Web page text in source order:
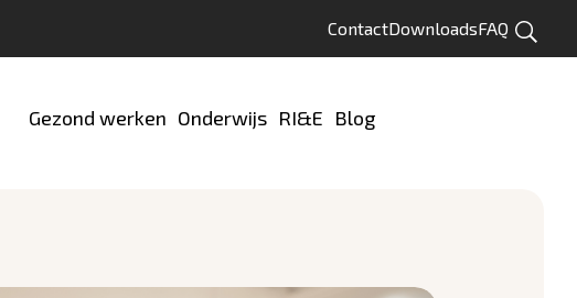
ContactDownloadsFAQ
Zoeken
Gezond werken Onderwijs RI&E Blog